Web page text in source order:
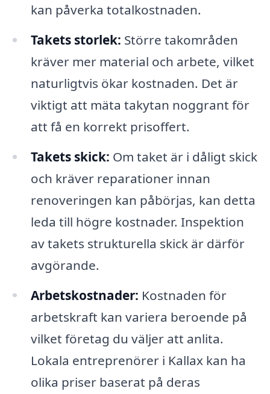
kan påverka totalkostnaden.
Takets storlek: Större takområden
kräver mer material och arbete, vilket
naturligtvis ökar kostnaden. Det är
viktigt att mäta takytan noggrant för
att få en korrekt prisoffert.
Takets skick: Om taket är i dåligt skick
och kräver reparationer innan
renoveringen kan påbörjas, kan detta
leda till högre kostnader. Inspektion
av takets strukturella skick är därför
avgörande.
Arbetskostnader: Kostnaden för
arbetskraft kan variera beroende på
vilket företag du väljer att anlita.
Lokala entreprenörer i Kallax kan ha
olika priser baserat på deras